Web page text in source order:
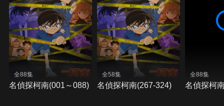
全88集
名偵探柯南(001～088)
全58集
名偵探柯南(267-324)
全88集
名偵探柯